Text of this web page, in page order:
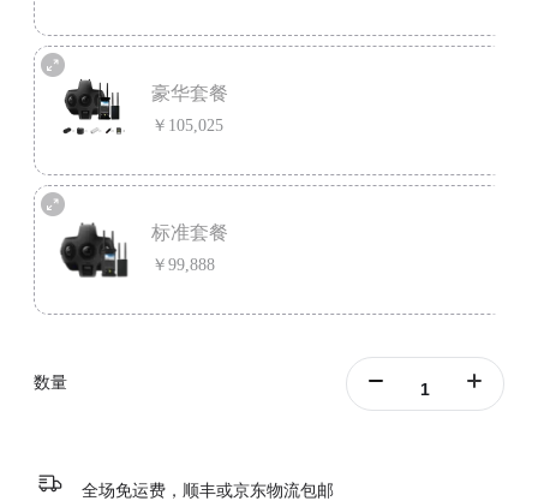
了解详情
豪华套餐
￥105,025
了解详情
标准套餐
￥99,888
了解详情
数量
全场免运费，顺丰或京东物流包邮